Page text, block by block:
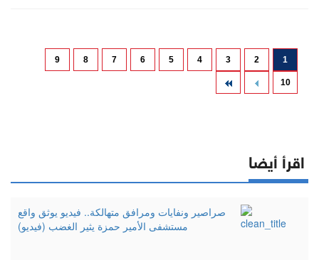
1
2
3
4
5
6
7
8
9
10
اقرأ أيضا
صراصير ونفايات ومرافق متهالكة.. فيديو يوثق واقع
مستشفى الأمير حمزة يثير الغضب (فيديو)